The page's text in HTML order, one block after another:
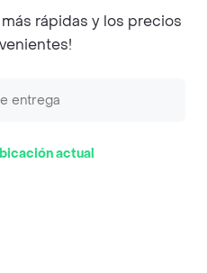
rápidas y los precios
actual